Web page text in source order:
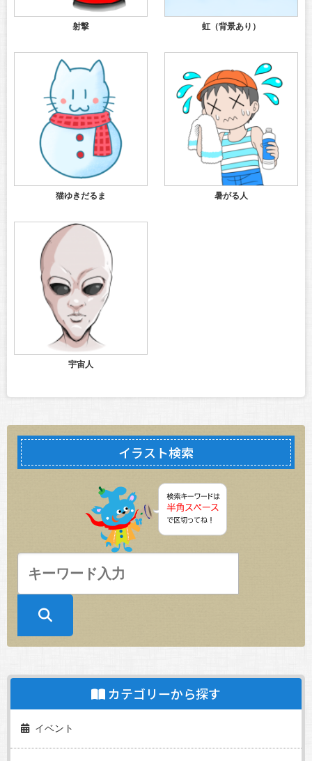
射撃 虹（背景あり）
猫ゆきだるま 暑がる人
宇宙人
イラスト検索
カテゴリーから探す
イベント